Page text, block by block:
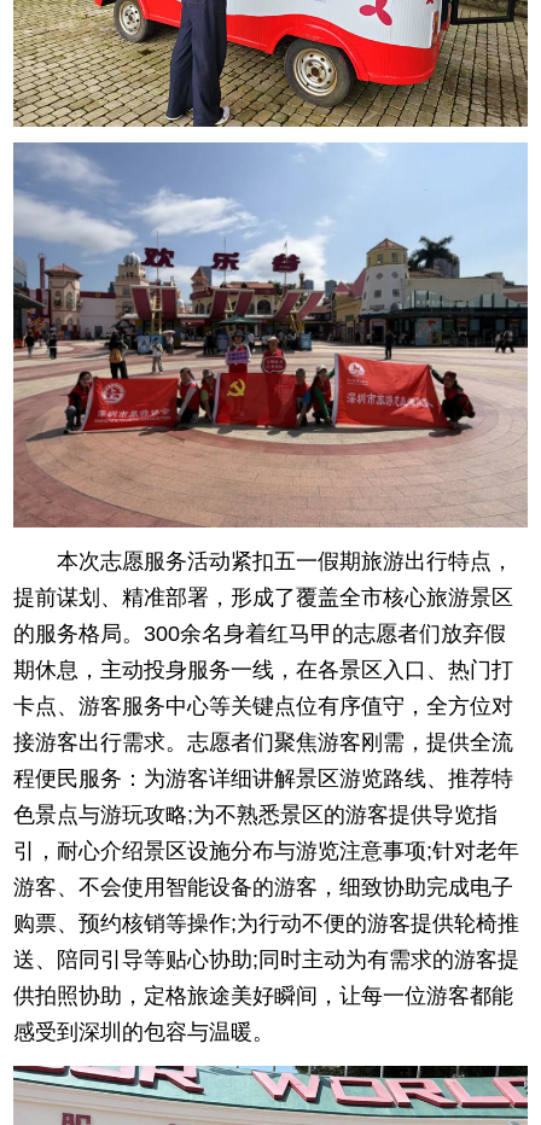
本次志愿服务活动紧扣五一假期旅游出行特点，
提前谋划、精准部署，形成了覆盖全市核心旅游景区
的服务格局。300余名身着红马甲的志愿者们放弃假
期休息，主动投身服务一线，在各景区入口、热门打
卡点、游客服务中心等关键点位有序值守，全方位对
接游客出行需求。志愿者们聚焦游客刚需，提供全流
程便民服务：为游客详细讲解景区游览路线、推荐特
色景点与游玩攻略;为不熟悉景区的游客提供导览指
引，耐心介绍景区设施分布与游览注意事项;针对老年
游客、不会使用智能设备的游客，细致协助完成电子
购票、预约核销等操作;为行动不便的游客提供轮椅推
送、陪同引导等贴心协助;同时主动为有需求的游客提
供拍照协助，定格旅途美好瞬间，让每一位游客都能
感受到深圳的包容与温暖。